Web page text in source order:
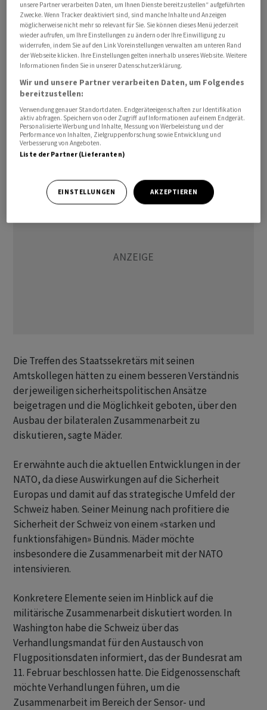
für europäische Politik und NATO-Angelegenheiten,
sowie Elbridge A. Colby, Unterstaatssekretär im
Verteidigungsministerium.
Mäder sprach von «offenen» und «konstruktiven»
Gesprächen. Neben den F-35-Kampfjets seien die NATO
und die militärische Zusammenarbeit zwischen den
USA und der Schweiz besprochen. Der Staatssekretär
betonte, dass die Vereinigten Staaten für die Schweiz in
sicherheitspolitischer Hinsicht ein wichtiger Partner
seien und bleiben würden.
Die Treffen des Staatssekretärs mit seinen
Amtskollegen hätten zu einem besseren Verständnis
der jeweiligen sicherheitspolitischen Ansätze
beigetragen und die Möglichkeit geboten, über den
Ausbau der bilateralen Zusammenarbeit zu
diskutieren, sagte Mäder.
Er erwähnte auch die aktuellen Entwicklungen in der
NATO, da diese Auswirkungen auf die Sicherheit
Europas und damit auf das strategische Umfeld der
Schweiz haben. Seiner Meinung nach profitiere die
Sicherheit der Schweiz von einem «starken und
funktionsfähigen» Bündnis. Mäder möchte
insbesondere die Zusammenarbeit mit der NATO
intensivieren.
Konkretere Elemente seien im Hinblick auf die
militärische Zusammenarbeit diskutiert worden. In
Washington habe die Schweiz über das
Verhandlungsmandat für den Austausch von
Flugpositionsdaten informiert, das der Bundesrat am
11. Februar beschlossen hatte. Die Eidgenossenschaft
möchte Verhandlungen führen, um die
Zusammenarbeit im Bereich der Sensor- und
unsere Partner verarbeiten Daten, um Ihnen Dienste bereitzustellen“ aufgeführten
Zwecke. Wenn Tracker deaktiviert sind, sind manche Inhalte und Anzeigen
möglicherweise nicht mehr so relevant für Sie. Sie können dieses Menü jederzeit
wieder aufrufen, um Ihre Einstellungen zu ändern oder Ihre Einwilligung zu
widerrufen, indem Sie auf den Link Voreinstellungen verwalten am unteren Rand
der Webseite klicken. Ihre Einstellungen gelten innerhalb unseres Website. Weitere
Informationen finden Sie in unserer Datenschutzerklärung.
Wir und unsere Partner verarbeiten Daten, um Folgendes
bereitzustellen:
Verwendung genauer Standortdaten. Endgeräteeigenschaften zur Identifikation
aktiv abfragen. Speichern von oder Zugriff auf Informationen auf einem Endgerät.
Personalisierte Werbung und Inhalte, Messung von Werbeleistung und der
Performance von Inhalten, Zielgruppenforschung sowie Entwicklung und
Verbesserung von Angeboten.
Liste der Partner (Lieferanten)
EINSTELLUNGEN AKZEPTIEREN